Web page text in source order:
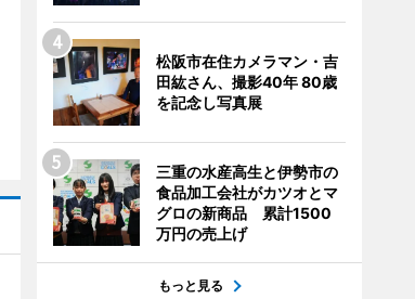
松阪市在住カメラマン・吉
田紘さん、撮影40年 80歳
を記念し写真展
三重の水産高生と伊勢市の
食品加工会社がカツオとマ
グロの新商品 累計1500
万円の売上げ
もっと見る